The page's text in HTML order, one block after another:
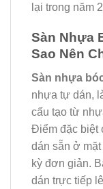
lại trong năm
Sàn Nhựa
Sao Nên
Sàn nhựa
nhựa tự dán,
cấu tạo từ
Điểm đặc biệt
dán sẵn ở
kỳ đơn giản.
dán trực tiếp